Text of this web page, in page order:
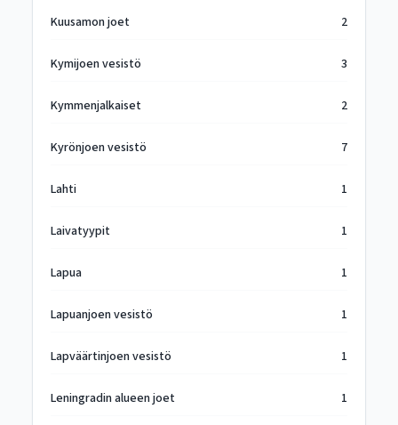
Kuusamon joet 2
Kymijoen vesistö 3
Kymmenjalkaiset 2
Kyrönjoen vesistö 7
Lahti 1
Laivatyypit 1
Lapua 1
Lapuanjoen vesistö 1
Lapväärtinjoen vesistö 1
Leningradin alueen joet 1